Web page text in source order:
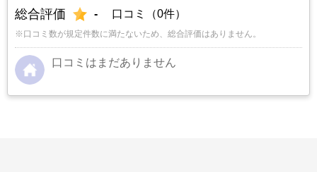
総合評価 - 口コミ（0件）
※口コミ数が規定件数に満たないため、総合評価はありません。
口コミはまだありません